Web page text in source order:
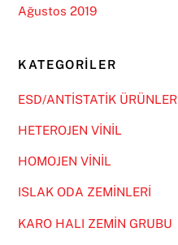
Ağustos 2019
KATEGORILER
ESD/ANTİSTATİK ÜRÜNLER
HETEROJEN VİNİL
HOMOJEN VİNİL
ISLAK ODA ZEMİNLERİ
KARO HALI ZEMİN GRUBU